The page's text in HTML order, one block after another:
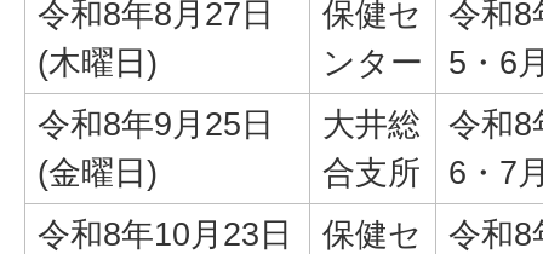
令和8年8月27日
(木曜日)
保健セ
ンター
令和8
5・6
令和8年9月25日
(金曜日)
大井総
合支所
令和8
6・7
令和8年10月23日
保健セ
令和8